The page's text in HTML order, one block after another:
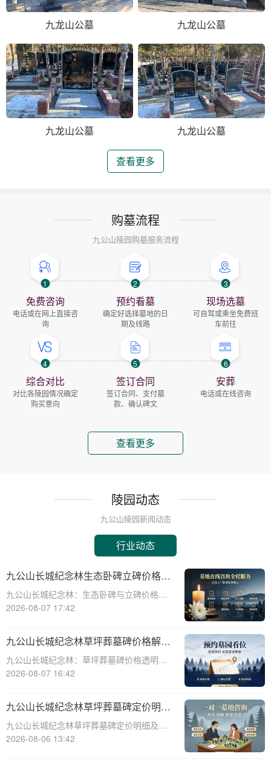
九龙山公墓 九龙山公墓
九龙山公墓 九龙山公墓
查看更多
购墓流程
九公山陵园购墓服务流程
1
免费咨询
电话或在网上直接咨
询
2
预约看墓
确定好选择墓地的日
期及线路
3
现场选墓
可自驾或乘坐免费班
车前往
4
综合对比
对比各陵园情况确定
购买意向
5
签订合同
签订合同、支付墓
款、确认碑文
6
安葬
电话或在线咨询
查看更多
陵园动态
九公山陵园新闻动态
行业动态
九公山长城纪念林生态卧碑立碑价格表
详解及活动期赠安葬配套福利解析
九公山长城纪念林：生态卧碑与立碑价格及
活动期赠送配套服务全解析☎ 九公山陵园电
地，九公山长城纪念林凭借其得天独厚的地
理位置和优越的自然环境，成为众
2026-08-07 17:42
九公山长城纪念林草坪葬墓碑价格解析
及赠予绿植养护服务详解
九公山长城纪念林：草坪葬墓碑价格透明，
赠送绿植养护服务☎ 九公山陵园电话:400-
纪念林地之一，致力于为逝者提供环保、庄
重的安葬选择。草坪葬墓碑作为一种
2026-08-07 16:42
九公山长城纪念林草坪葬墓碑定价明细
活动赠绿植养护服务详解
九公山长城纪念林草坪葬墓碑定价明细及活
动赠绿植养护服务详解☎ 九公山陵园电
2026-08-06 13:42